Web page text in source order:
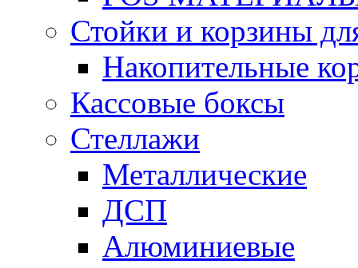
Стойки и корзины
Накопительные
Кассовые боксы
Стеллажи
Металлические
ДСП
Алюминиевые